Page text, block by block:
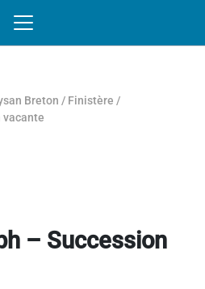
Breton / Finistère /
vacante
– Succession